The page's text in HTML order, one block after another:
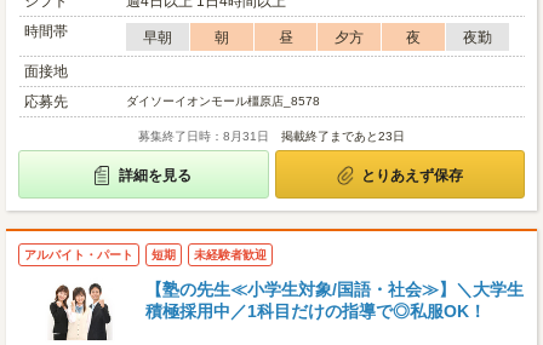
時間帯
早朝 朝 昼 夕方 夜
夜勤
面接地
応募先
ダイソーイオンモール橿原店_8578
募集終了日時：8月31日 掲載終了まであと23日
詳細を見る とりあえず保存
アルバイト・パート 短期 未経験者歓迎
【塾の先生≪小学生対象/国語・社会≫】＼大学生
積極採用中／1科目だけの指導で◎私服OK！